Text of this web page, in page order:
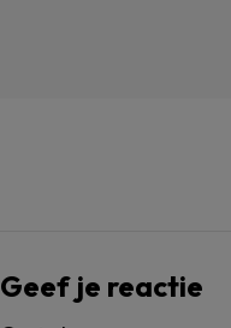
Geef je reactie